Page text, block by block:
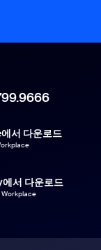
서 다운로드
서 다운로드
Workplace